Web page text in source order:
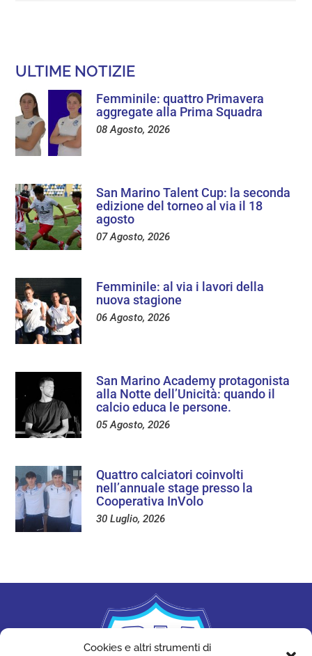
Cookies e altri strumenti di
ULTIME NOTIZIE
Femminile: quattro Primavera
aggregate alla Prima Squadra
08 Agosto, 2026
San Marino Talent Cup: la seconda
edizione del torneo al via il 18
agosto
07 Agosto, 2026
Femminile: al via i lavori della
nuova stagione
06 Agosto, 2026
San Marino Academy protagonista
alla Notte dell’Unicità: quando il
calcio educa le persone.
05 Agosto, 2026
Quattro calciatori coinvolti
nell’annuale stage presso la
Cooperativa InVolo
30 Luglio, 2026